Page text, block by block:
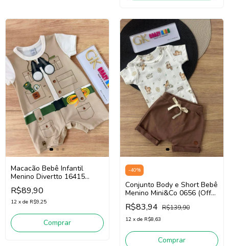
Macacão Bebê Infantil
Menino Divertto 16415
(Bege)
R$89,90
12 x de R$9,25
Comprar
-40%
Conjunto Body e Short Bebê
Menino Mini&Co 0656 (Off
White/Marrom)
R$83,94 R$139,90
12 x de R$8,63
Comprar